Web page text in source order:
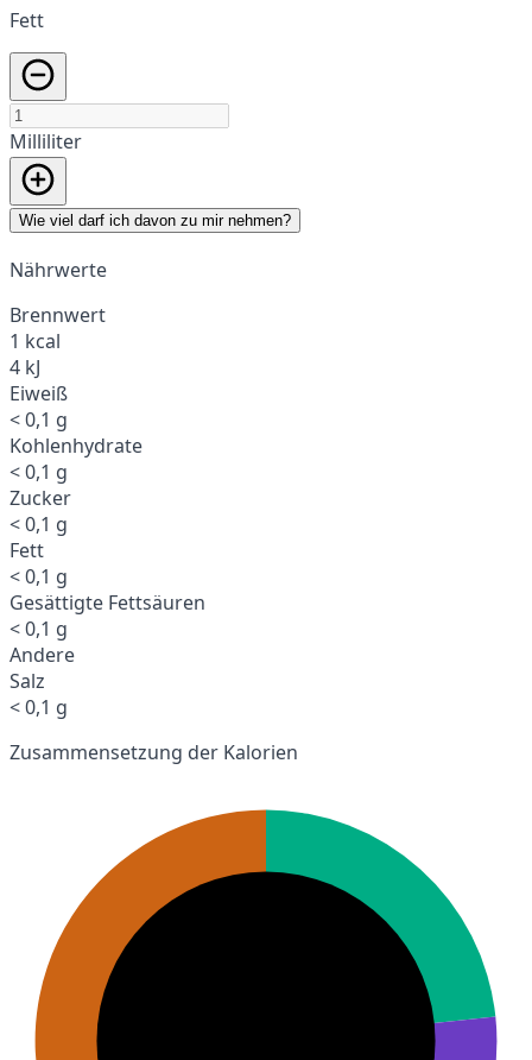
Fett
Milliliter
Wie viel darf ich davon zu mir nehmen?
Nährwerte
Brennwert
1 kcal
4 kJ
Eiweiß
< 0,1 g
Kohlenhydrate
< 0,1 g
Zucker
< 0,1 g
Fett
< 0,1 g
Gesättigte Fettsäuren
< 0,1 g
Andere
Salz
< 0,1 g
Zusammensetzung der Kalorien